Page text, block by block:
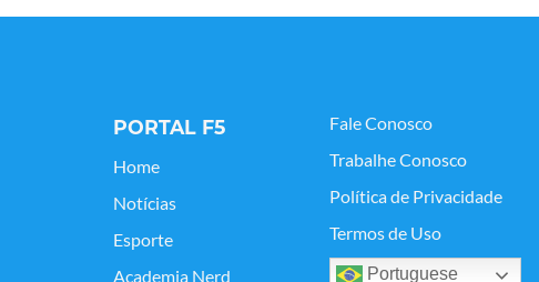
PORTAL F5
Home
Notícias
Esporte
Academia Nerd
Fale Conosco
Trabalhe Conosco
Política de Privacidade
Termos de Uso
Portuguese